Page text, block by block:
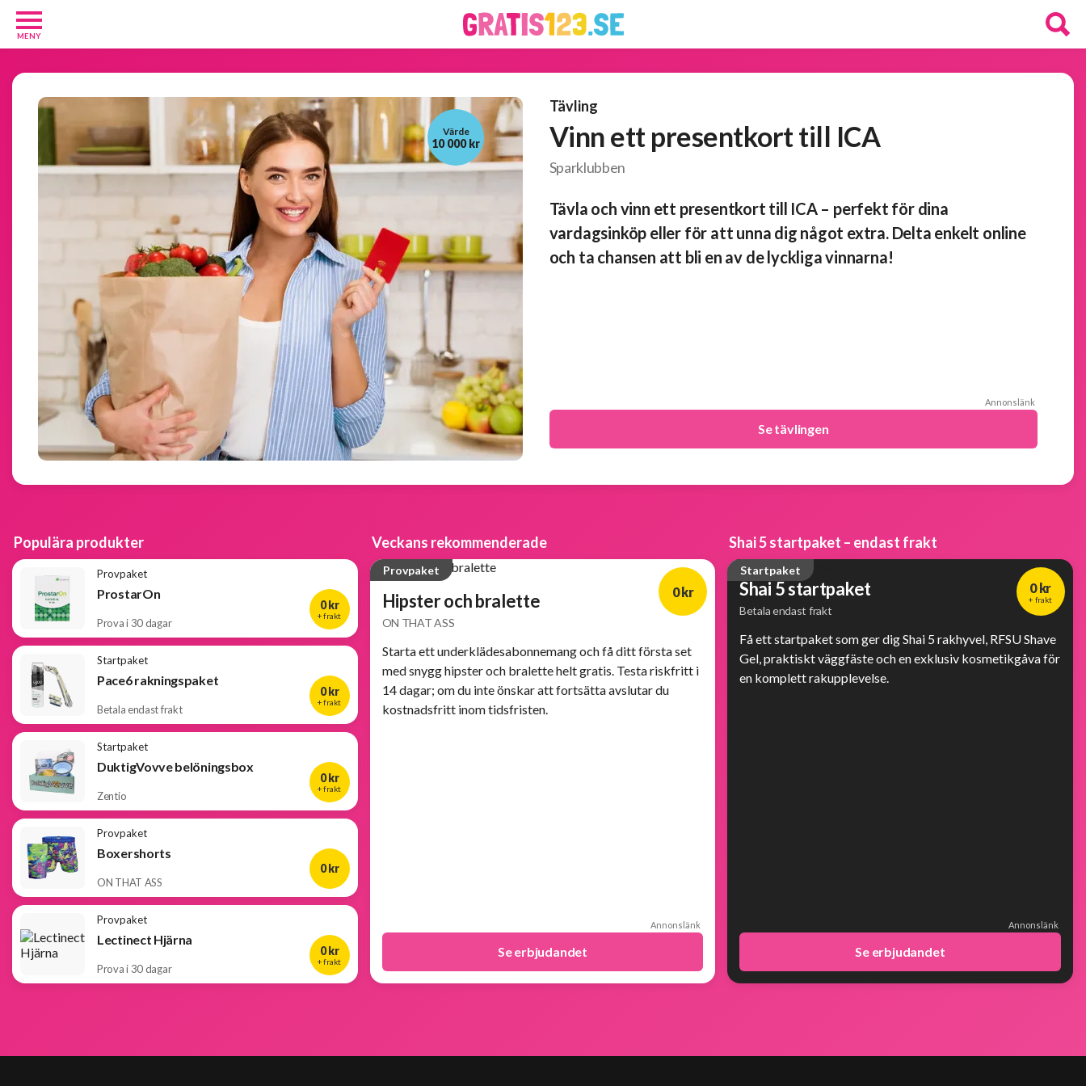
MENY
Värde
10 000 kr
Tävling
Vinn ett presentkort till ICA
Sparklubben
Tävla och vinn ett presentkort till ICA – perfekt för dina
vardagsinköp eller för att unna dig något extra. Delta enkelt online
och ta chansen att bli en av de lyckliga vinnarna!
Annonslänk
Se tävlingen
Populära produkter
Provpaket
ProstarOn
Prova i 30 dagar
0 kr
+ frakt
Startpaket
Pace6 rakningspaket
Betala endast frakt
0 kr
+ frakt
Startpaket
DuktigVovve belöningsbox
Zentio
0 kr
+ frakt
Provpaket
Boxershorts
ON THAT ASS
0 kr
Provpaket
Lectinect Hjärna
Prova i 30 dagar
0 kr
+ frakt
Veckans rekommenderade
Provpaket
Hipster och bralette
ON THAT ASS
0 kr
Starta ett underklädesabonnemang och få ditt första set
med snygg hipster och bralette helt gratis. Testa riskfritt i
14 dagar; om du inte önskar att fortsätta avslutar du
kostnadsfritt inom tidsfristen.
Annonslänk
Se erbjudandet
Shai 5 startpaket – endast frakt
Startpaket
Shai 5 startpaket
Betala endast frakt
0 kr
+ frakt
Få ett startpaket som ger dig Shai 5 rakhyvel, RFSU Shave
Gel, praktiskt väggfäste och en exklusiv kosmetikgåva för
en komplett rakupplevelse.
Annonslänk
Se erbjudandet
Baby
Kosttillskott
Populära
produkter
Nya